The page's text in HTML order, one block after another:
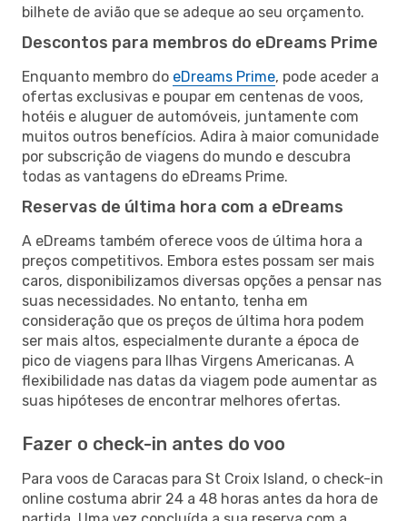
bilhete de avião que se adeque ao seu orçamento.
Descontos para membros do eDreams Prime
Enquanto membro do eDreams Prime, pode aceder a
ofertas exclusivas e poupar em centenas de voos,
hotéis e aluguer de automóveis, juntamente com
muitos outros benefícios. Adira à maior comunidade
por subscrição de viagens do mundo e descubra
todas as vantagens do eDreams Prime.
Reservas de última hora com a eDreams
A eDreams também oferece voos de última hora a
preços competitivos. Embora estes possam ser mais
caros, disponibilizamos diversas opções a pensar nas
suas necessidades. No entanto, tenha em
consideração que os preços de última hora podem
ser mais altos, especialmente durante a época de
pico de viagens para Ilhas Virgens Americanas. A
flexibilidade nas datas da viagem pode aumentar as
suas hipóteses de encontrar melhores ofertas.
Fazer o check-in antes do voo
Para voos de Caracas para St Croix Island, o check-in
online costuma abrir 24 a 48 horas antes da hora de